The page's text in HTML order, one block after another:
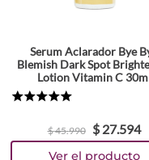
Serum Aclarador Bye
Blemish Dark Spot
Lotion Vitamin C
$45.990 $ 27.594